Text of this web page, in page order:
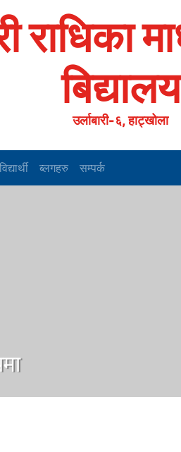
राधिका
बिद्यालय
उर्लाबारी-६, हाट्खोला
विद्यार्थी ब्लगहरु सम्पर्क